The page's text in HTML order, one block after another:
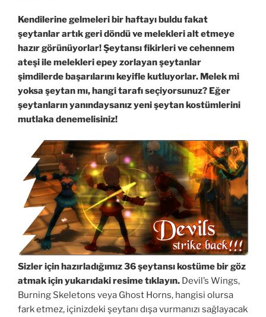
Kendilerine gelmeleri bir haftayı buldu fakat
şeytanlar artık geri döndü ve melekleri alt etmeye
hazır görünüyorlar! Şeytansı fikirleri ve cehennem
ateşi ile melekleri epey zorlayan şeytanlar
şimdilerde başarılarını keyifle kutluyorlar. Melek mi
yoksa şeytan mı, hangi tarafı seçiyorsunuz? Eğer
şeytanların yanındaysanız yeni şeytan kostümlerini
mutlaka denemelisiniz!
Sizler için hazırladığımız 36 şeytansı kostüme bir göz
atmak için yukarıdaki resime tıklayın. Devil’s Wings,
Burning Skeletons veya Ghost Horns, hangisi olursa
fark etmez, içinizdeki şeytanı dışa vurmanızı sağlayacak